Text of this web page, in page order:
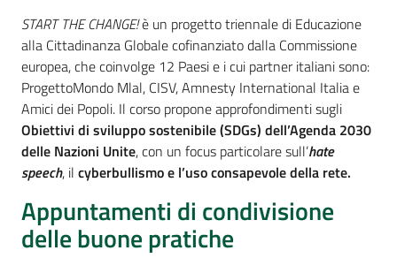
Attività
Argomenti
Per i media
Per i cittadini
START THE CHANGE!è un progettotriennale di Educazione
alla Cittadinanza Globale cofinanziato dalla Commissione
europea, che coinvolge 12 Paesi e i cui partner italiani sono:
ProgettoMondo Mlal, CISV, Amnesty International Italia e
Amici dei Popoli. Il corso propone approfondimenti sugli
Obiettivi di sviluppo sostenibile (SDGs) dell’Agenda 2030
delle Nazioni Unite, con un focus particolare sull’hate
speech, il cyberbullismo e l’uso consapevole della rete.
Appuntamenti di condivisione
delle buone pratiche